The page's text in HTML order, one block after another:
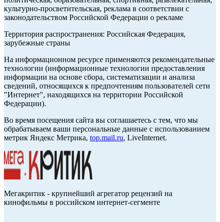
культурно-просветительская, реклама в соответствии с
законодательством Российской Федерации о рекламе
Территория распространения: Российская Федерация,
зарубежные страны
На информационном ресурсе применяются рекомендательные
технологии (информационные технологии предоставления
информации на основе сбора, систематизации и анализа
сведений, относящихся к предпочтениям пользователей сети
"Интернет", находящихся на территории Российской
Федерации).
Во время посещения сайта вы соглашаетесь с тем, что мы
обрабатываем ваши персональные данные с использованием
метрик Яндекс Метрика, top.mail.ru, LiveInternet.
Мегакритик - крупнейший агрегатор рецензий на
кинофильмы в российском интернет-сегменте